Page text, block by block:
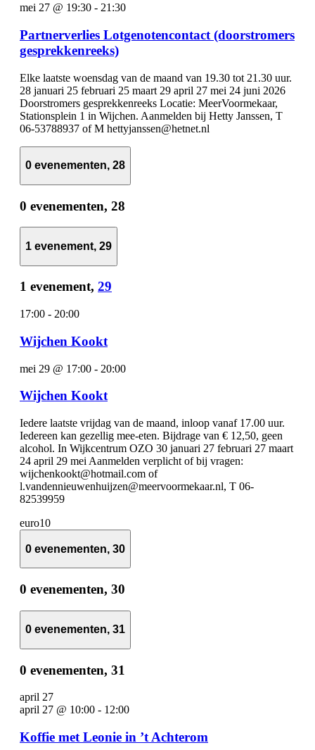
mei 27 @ 19:30 - 21:30
Partnerverlies Lotgenotencontact (doorstromers
gesprekkenreeks)
Elke laatste woensdag van de maand van 19.30 tot 21.30 uur.
28 januari 25 februari 25 maart 29 april 27 mei 24 juni 2026
Doorstromers gesprekkenreeks Locatie: MeerVoormekaar,
Stationsplein 1 in Wijchen. Aanmelden bij Hetty Janssen, T
06-53788937 of M hettyjanssen@hetnet.nl
0 evenementen, 28
0 evenementen, 28
1 evenement, 29
1 evenement, 29
17:00 - 20:00
Wijchen Kookt
mei 29 @ 17:00 - 20:00
Wijchen Kookt
Iedere laatste vrijdag van de maand, inloop vanaf 17.00 uur.
Iedereen kan gezellig mee-eten. Bijdrage van € 12,50, geen
alcohol. In Wijkcentrum OZO 30 januari 27 februari 27 maart
24 april 29 mei Aanmelden verplicht of bij vragen:
wijchenkookt@hotmail.com of
l.vandennieuwenhuijzen@meervoormekaar.nl, T 06-
82539959
euro10
0 evenementen, 30
0 evenementen, 30
0 evenementen, 31
0 evenementen, 31
april 27
april 27 @ 10:00 - 12:00
Koffie met Leonie in ’t Achterom